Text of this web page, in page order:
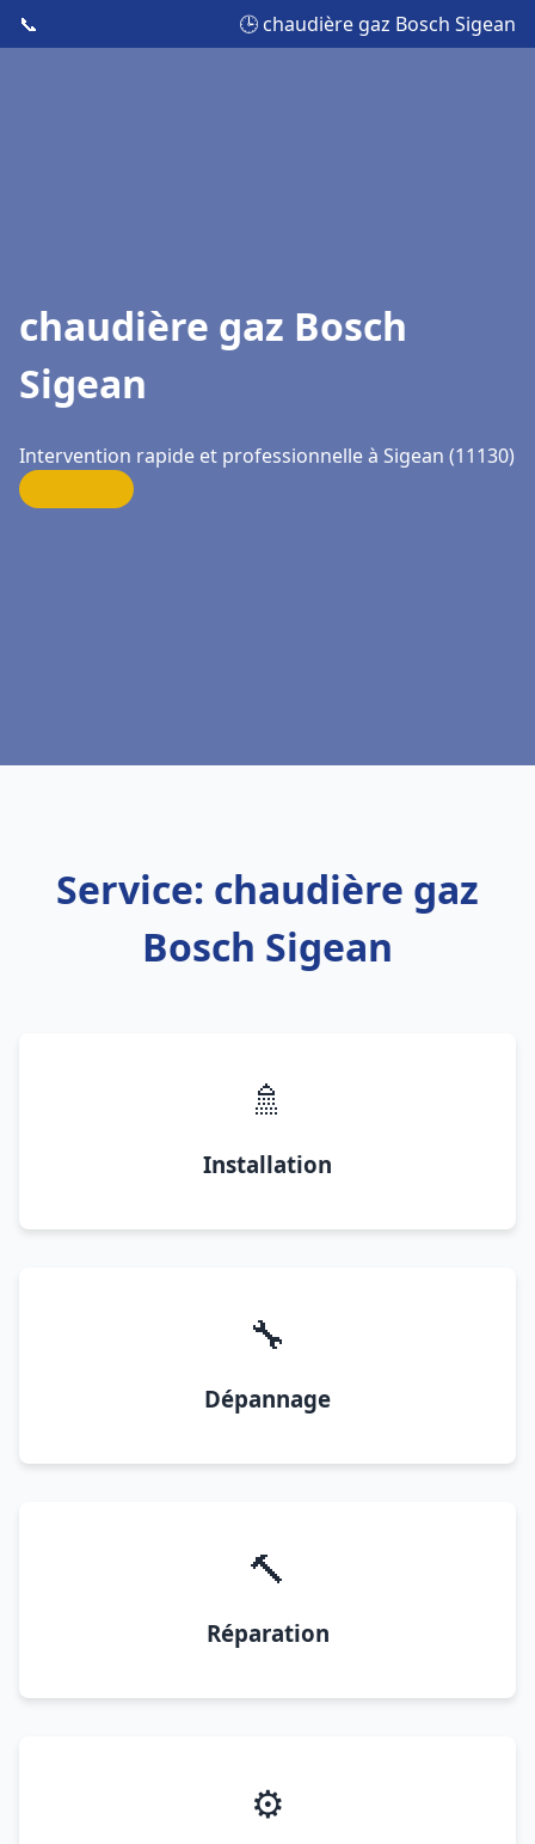
📞 🕒 chaudière gaz Bosch Sigean
chaudière gaz Bosch
Sigean
Intervention rapide et professionnelle à Sigean (11130)
Service: chaudière gaz
Bosch Sigean
🚿
Installation
🔧
Dépannage
🔨
Réparation
⚙️